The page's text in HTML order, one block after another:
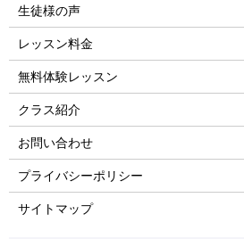
生徒様の声
レッスン料金
無料体験レッスン
クラス紹介
お問い合わせ
プライバシーポリシー
サイトマップ